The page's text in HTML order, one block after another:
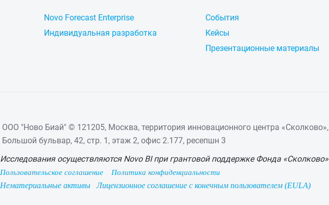
Novo Forecast Enterprise
Индивидуальная разработка
События
Кейсы
Презентационные материалы
ООО "Ново Биай" © 121205, Москва, территория инновационного центра «Сколково»,
Большой бульвар, 42, стр. 1, этаж 2, офис 2.177, ресепшн 3
Исследования осуществляются Novo BI при грантовой поддержке Фонда «Сколково»
Пользовательское соглашение Политика конфиденциальности
Нематериальные активы Лицензионное соглашение с конечным пользователем (EULA)